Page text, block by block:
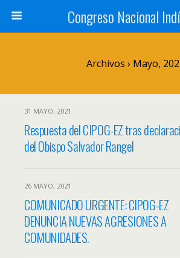
Congreso Nacional
Archivos › Mayo,
31 MAYO, 2021
Respuesta del CIPOG-EZ tras
del Obispo Salvador Rangel
26 MAYO, 2021
COMUNICADO URGENTE: CIPOG-EZ
DENUNCIA NUEVAS AGRESIONES A
COMUNIDADES.